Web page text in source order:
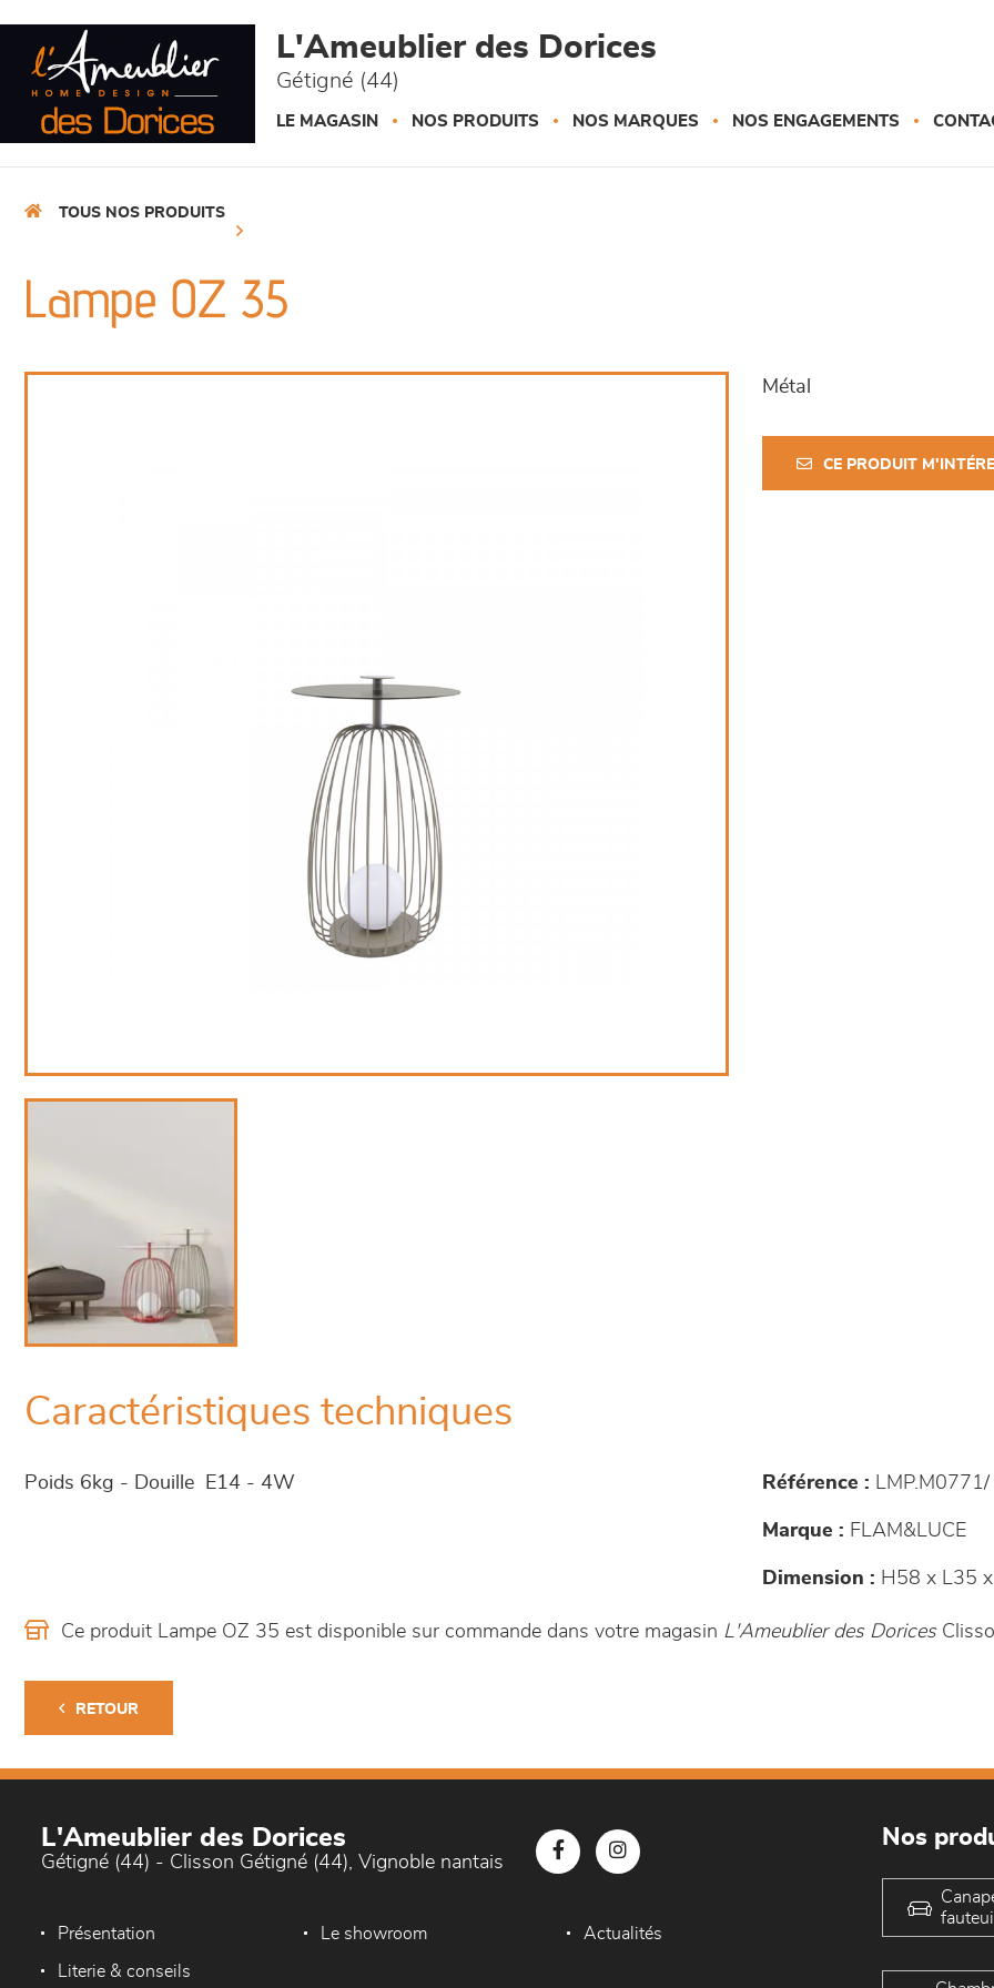
L'Ameublier des Dorices
Gétigné (44)
LE MAGASIN NOS PRODUITS NOS MARQUES NOS ENGAGEMENTS
TOUS NOS PRODUITS
Lampe OZ 35
Métal
CE PRODUIT
Caractéristiques techniques
Poids 6kg - Douille E14 - 4W Référence : LMP.M0771/
Marque : FLAM&LUCE
Dimension : H58 x L35
Ce produit Lampe OZ 35 est disponible sur commande dans votre magasin L'Ameublier des Dorices
RETOUR
L'Ameublier des Dorices
Gétigné (44) - Clisson Gétigné (44), Vignoble nantais
Présentation Le showroom Actualités
Literie & conseils
Nos